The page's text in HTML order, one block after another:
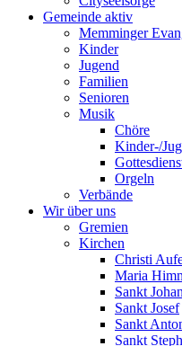
Gemeinde aktiv
Memminger
Kinder
Jugend
Familien
Senioren
Musik
Chöre
Kinder-/
Orgeln
Verbände
Wir über uns
Gremien
Kirchen
Christi
Maria
Sankt
Sankt Josef
Sankt
Sankt